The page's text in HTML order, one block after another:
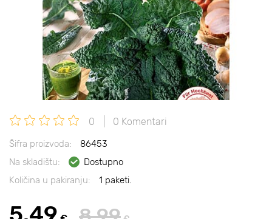
0 0 Komentari
Šifra proizvoda:
86453
Na skladištu:
Dostupno
Količina u pakiranju:
1 paketi.